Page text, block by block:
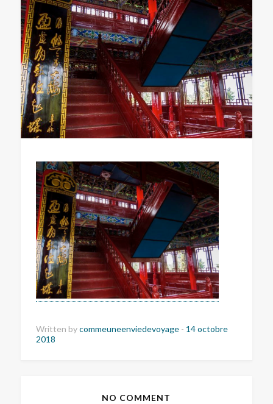
Written bycommeuneenviedevoyage - 14 octobre
2018
NO COMMENT